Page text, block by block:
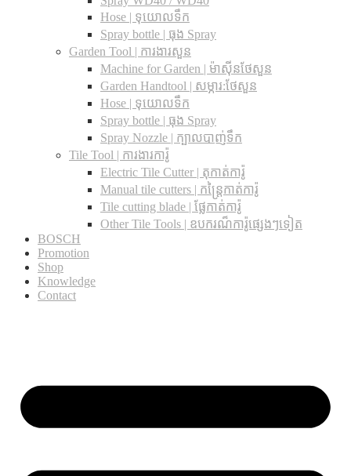
Hose | ទុយោលទឹក
Spray bottle | ធុង Spray
Garden Tool | ការងារសួន
Machine for Garden | ម៉ាស៊ីនថែសួន
Garden Handtool | សម្ភារ:ថែសួន
Hose | ទុយោលទឹក
Spray bottle | ធុង Spray
Spray Nozzle | ក្បាលបាញ់ទឹក
Tile Tool | ការងារការ៉ូ
Electric Tile Cutter | តុកាត់ការ៉ូ
Manual tile cutters | កន្ត្រៃកាត់ការ៉ូ
Tile cutting blade | ផ្លែកាត់ការ៉ូ
Other Tile Tools | ឧបករណ៏ការ៉ូផ្សេងៗទៀត
BOSCH
Promotion
Shop
Knowledge
Contact